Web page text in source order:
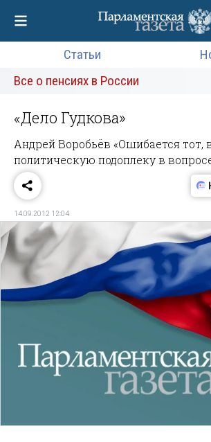
Статьи
Все о пенсиях в России
«Дело Гудкова»
Андрей Воробьёв «Ошибается тот,
политическую подоплеку в
14.09.2012 12:04